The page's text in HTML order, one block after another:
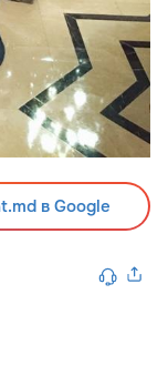
в Google